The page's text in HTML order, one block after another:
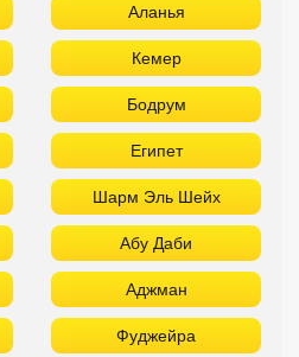
Аланья
Кемер
Бодрум
Египет
Шарм Эль Шейх
Абу Даби
Аджман
Фуджейра